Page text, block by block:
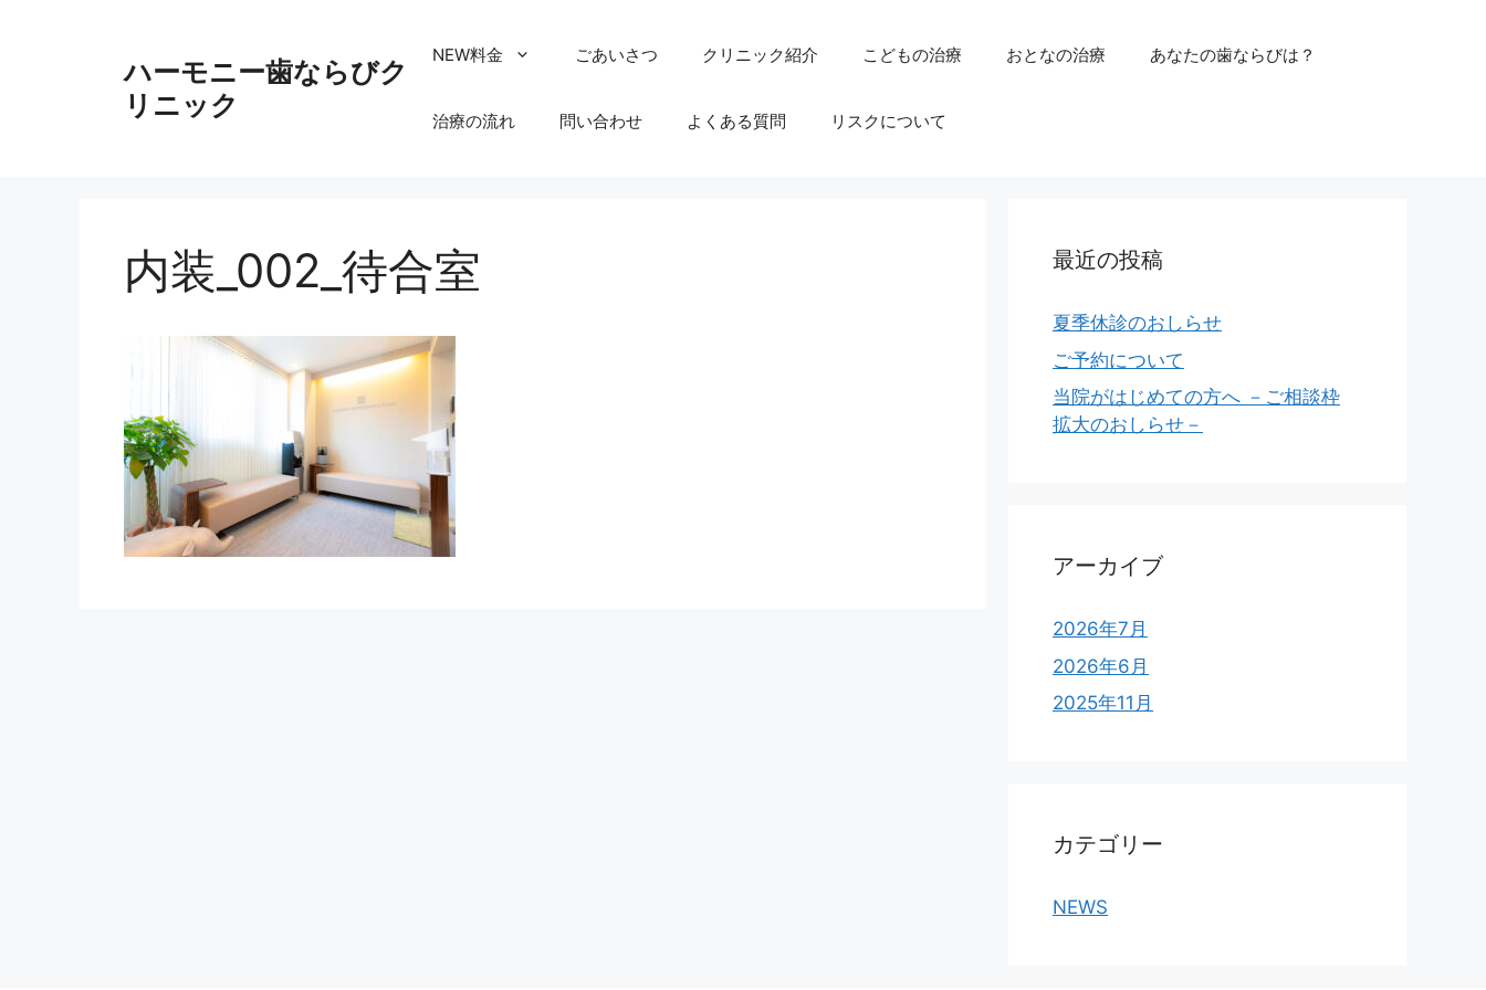
ハーモニー歯ならびク
リニック
NEW料金 ごあいさつ クリニック紹介 こどもの治療 おとなの治療 あなたの歯ならびは？
治療の流れ 問い合わせ よくある質問 リスクについて
内装_002_待合室 最近の投稿
夏季休診のおしらせ
ご予約について
当院がはじめての方へ －ご相談枠
拡大のおしらせ－
アーカイブ
2026年7月
2026年6月
2025年11月
カテゴリー
NEWS